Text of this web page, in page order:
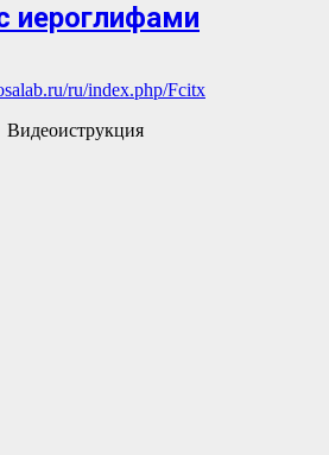
иероглифами
ru/index.php/Fcitx
Видеоиструкция